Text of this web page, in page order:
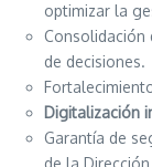
optimizar la
Consolidación
de decisiones.
Digitalización
Garantía de